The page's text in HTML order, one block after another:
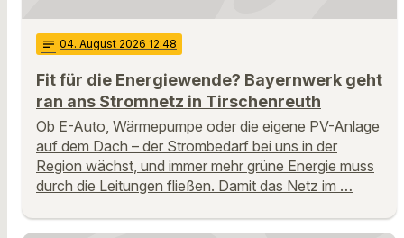
notes 04. August 2026 12:48
Fit für die Energiewende? Bayernwerk geht
ran ans Stromnetz in Tirschenreuth
Ob E-Auto, Wärmepumpe oder die eigene PV-Anlage
auf dem Dach – der Strombedarf bei uns in der
Region wächst, und immer mehr grüne Energie muss
durch die Leitungen fließen. Damit das Netz im …